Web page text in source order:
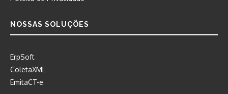
NOSSAS SOLUÇÕES
ErpSoft
ColetaXML
EmitaCT-e